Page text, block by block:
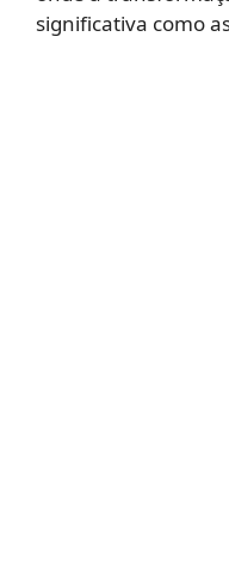
significativa como